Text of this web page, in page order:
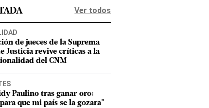
Ver todos
de jueces de la Suprema
Justicia revive críticas a la
del CNM
Paulino tras ganar oro:
que mi país se la gozara"